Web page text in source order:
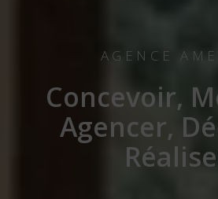
AGENCE
Concevoir,
Agencer,